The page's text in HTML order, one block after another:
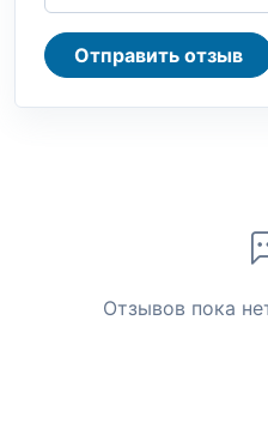
Отправить отзыв
Отзывов пока